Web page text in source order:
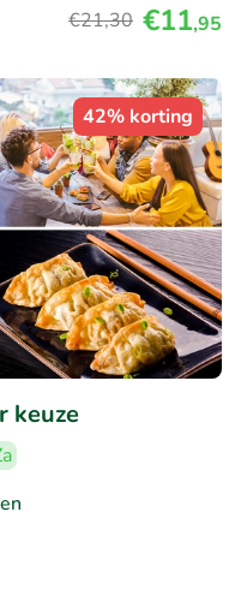
€21,30 €11,95
42% korting
keuze